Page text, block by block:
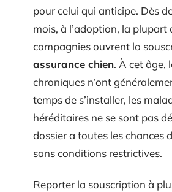
pour celui qui anticipe. Dès
mois, à l’adoption, la plupart
compagnies ouvrent la
assurance chien. À cet âge,
chroniques n’ont
temps de s’installer, les
héréditaires ne se sont pas
dossier a toutes les chances
sans conditions restrictives.
Reporter la souscription à